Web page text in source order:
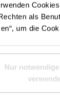
als
um die
Nur